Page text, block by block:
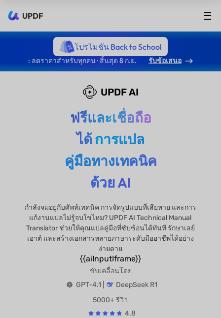
UPDF
โปรโมชัน Back to School
: ลดราคาสำหรับทุกคน · สิ้นสุด 8 ก.ย. รับข้อเสนอ
UPDF AI
ฟรีและเชื่อถือ
ได้การแปล
คู่มือทางเทคนิค
ด้วย AI
กำลังจมอยู่กับศัพท์เทคนิค การจัดรูปแบบที่เสียหาย และการ
แก้งานแปลไม่รู้จบใช่ไหม? UPDF AI Technical Manual
Translator ช่วยให้คุณแปลคู่มือที่ซับซ้อนได้ทันที รักษาเลย์
เอาต์ และสร้างเอกสารหลายภาษาระดับมืออาชีพได้อย่าง
ง่ายดาย
{{aiInputIframe}}